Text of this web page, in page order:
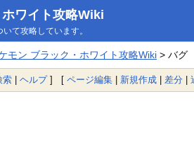
ワイト攻略Wiki
て攻略しています。
モン ブラック・ホワイト攻略Wiki> バグ
索 | ヘルプ] [ ページ編集 | 新規作成 | 差分 |